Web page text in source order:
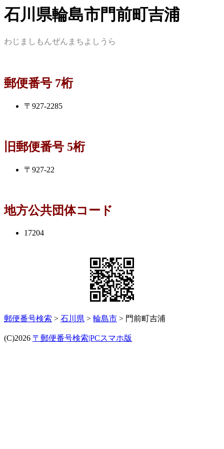
石川県輪島市門前町吉浦
わじましもんぜんまちよしうら
郵便番号 7桁
〒927-2285
旧郵便番号 5桁
〒927-22
地方公共団体コード
17204
郵便番号検索 > 石川県 > 輪島市 > 門前町吉浦
(C)2026 〒郵便番号検索|PCスマホ版